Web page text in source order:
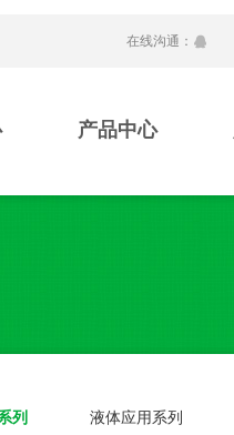
在线沟通：
产品中心
列 液体应用系列